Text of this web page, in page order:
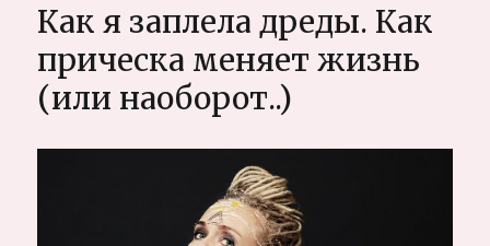
Как я заплела дреды. Как
прическа меняет жизнь
(или наоборот..)